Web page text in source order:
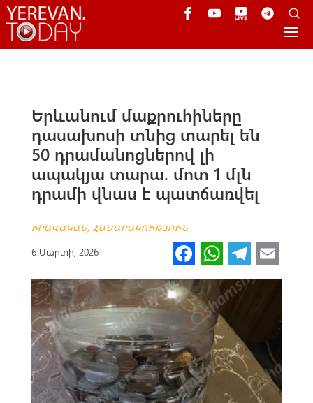
Երևանում մաքրուհիները
դասախոսի տնից տարել են
50 դրամանոցներով լի
ապակյա տարա. մոտ 1 մլն
դրամի վնաս է պատճառվել
ԻՐԱՎԱԿԱՆ, ՀԱՍԱՐԱԿՈՒԹՅՈՒՆ
6 Մարտի, 2026 Fa
ce
b
o
o
k
W
h
at
s
A
p
p
Te
le
m
m